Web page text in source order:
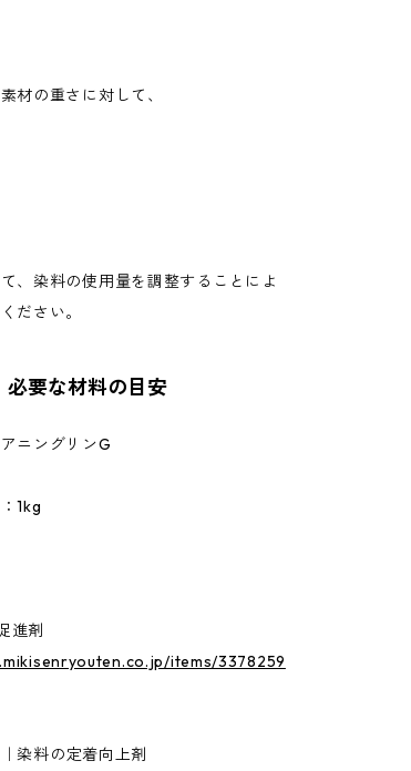
材の重さに対して、
、染料の使用量を調整することによ
ださい。
要な材料の目安
ニングリンG
1kg
進剤
items/3378259
染料の定着向上剤